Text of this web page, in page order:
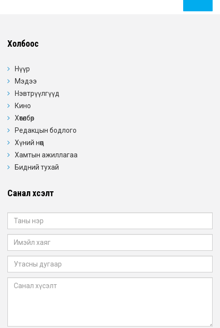
Холбоос
Нүүр
Мэдээ
Нэвтрүүлгүүд
Кино
Хөтөлбөр
Редакцын бодлого
Хүний нөөц
Хамтын ажиллагаа
Бидний тухай
Санал хүсэлт